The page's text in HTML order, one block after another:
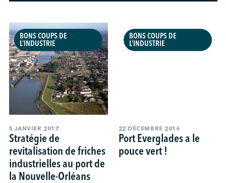
↩︎
BONS COUPS DE
L’INDUSTRIE
5 JANVIER 2017
Stratégie de
revitalisation de friches
industrielles au port de
la Nouvelle-Orléans
BONS COUPS DE
L’INDUSTRIE
22 DÉCEMBRE 2016
Port Everglades a le
pouce vert !